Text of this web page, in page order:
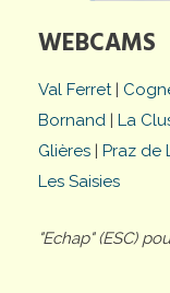
WEBCAMS
Val Ferret|
Bornand | La
Glières | Praz de
Les Saisies
"Echap" (ESC)